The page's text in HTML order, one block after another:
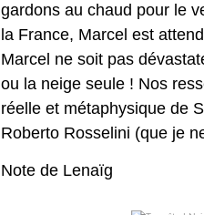
gardons au chaud pour le
la France, Marcel est
Marcel ne soit pas
ou la neige seule ! Nos
réelle et métaphysique de
Roberto Rosselini (que je
Note de Lenaïg